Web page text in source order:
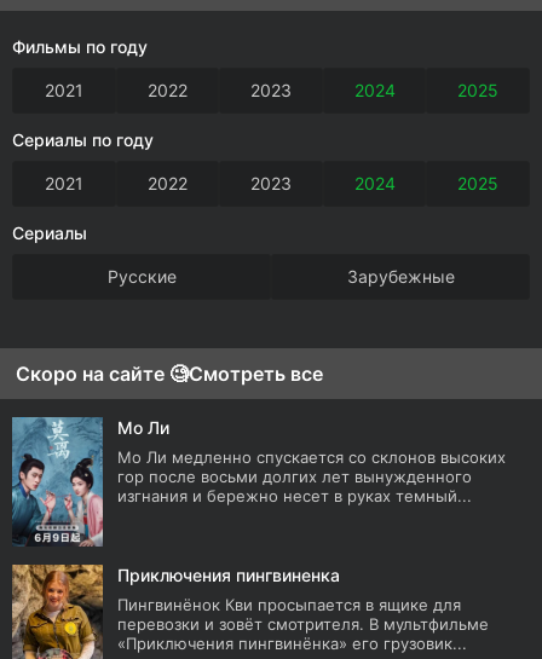
Фильмы по году
2021 2022 2023 2024 2025
Сериалы по году
2021 2022 2023 2024 2025
Сериалы
Русские Зарубежные
Скоро на сайте 🧐Смотреть все
Мо Ли
Мо Ли медленно спускается со склонов высоких
гор после восьми долгих лет вынужденного
изгнания и бережно несет в руках темный...
Приключения пингвиненка
Пингвинёнок Кви просыпается в ящике для
перевозки и зовёт смотрителя. В мультфильме
«Приключения пингвинёнка» его грузовик...